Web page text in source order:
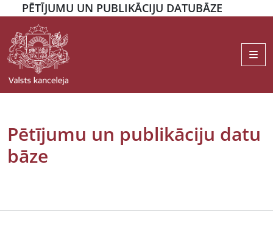
PĒTĪJUMU UN PUBLIKĀCIJU DATUBĀZE
Pētījumu un publikāciju datu
bāze